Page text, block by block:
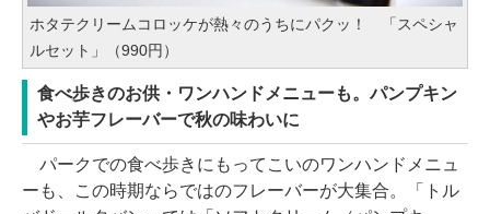
ホタテクリームコロッケが熱々のうちにパクッ！ 「スペシャ
ルセット」（990円）
食べ歩きのお供・ワンハンドメニューも。パンプキン
やお芋フレーバーで秋の味わいに
パークでの食べ歩きにもってこいのワンハンドメニュ
ーも、この時期ならではのフレーバーが大集合。「トル